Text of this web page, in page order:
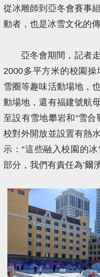
從冰雕師到亞冬會賽事
動者，也是冰雪文化的傳
亞冬會期間，記者
2000多平方米的校園
雪圈等趣味活動場地，
動場地，還有福建號航
至設有雪地攀岩和“雪
校對外開放並設置有熱
示：“這些融入校園的
部分，我們有責任為‘爾